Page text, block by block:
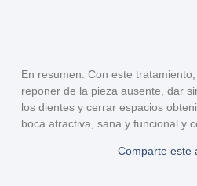
En resumen. Con este
reponer de la pieza ausente, dar
los dientes y cerrar espacios
boca atractiva, sana y funcional y
Comparte este